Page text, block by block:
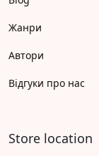
Жанри
Автори
Відгуки про нас
Store location